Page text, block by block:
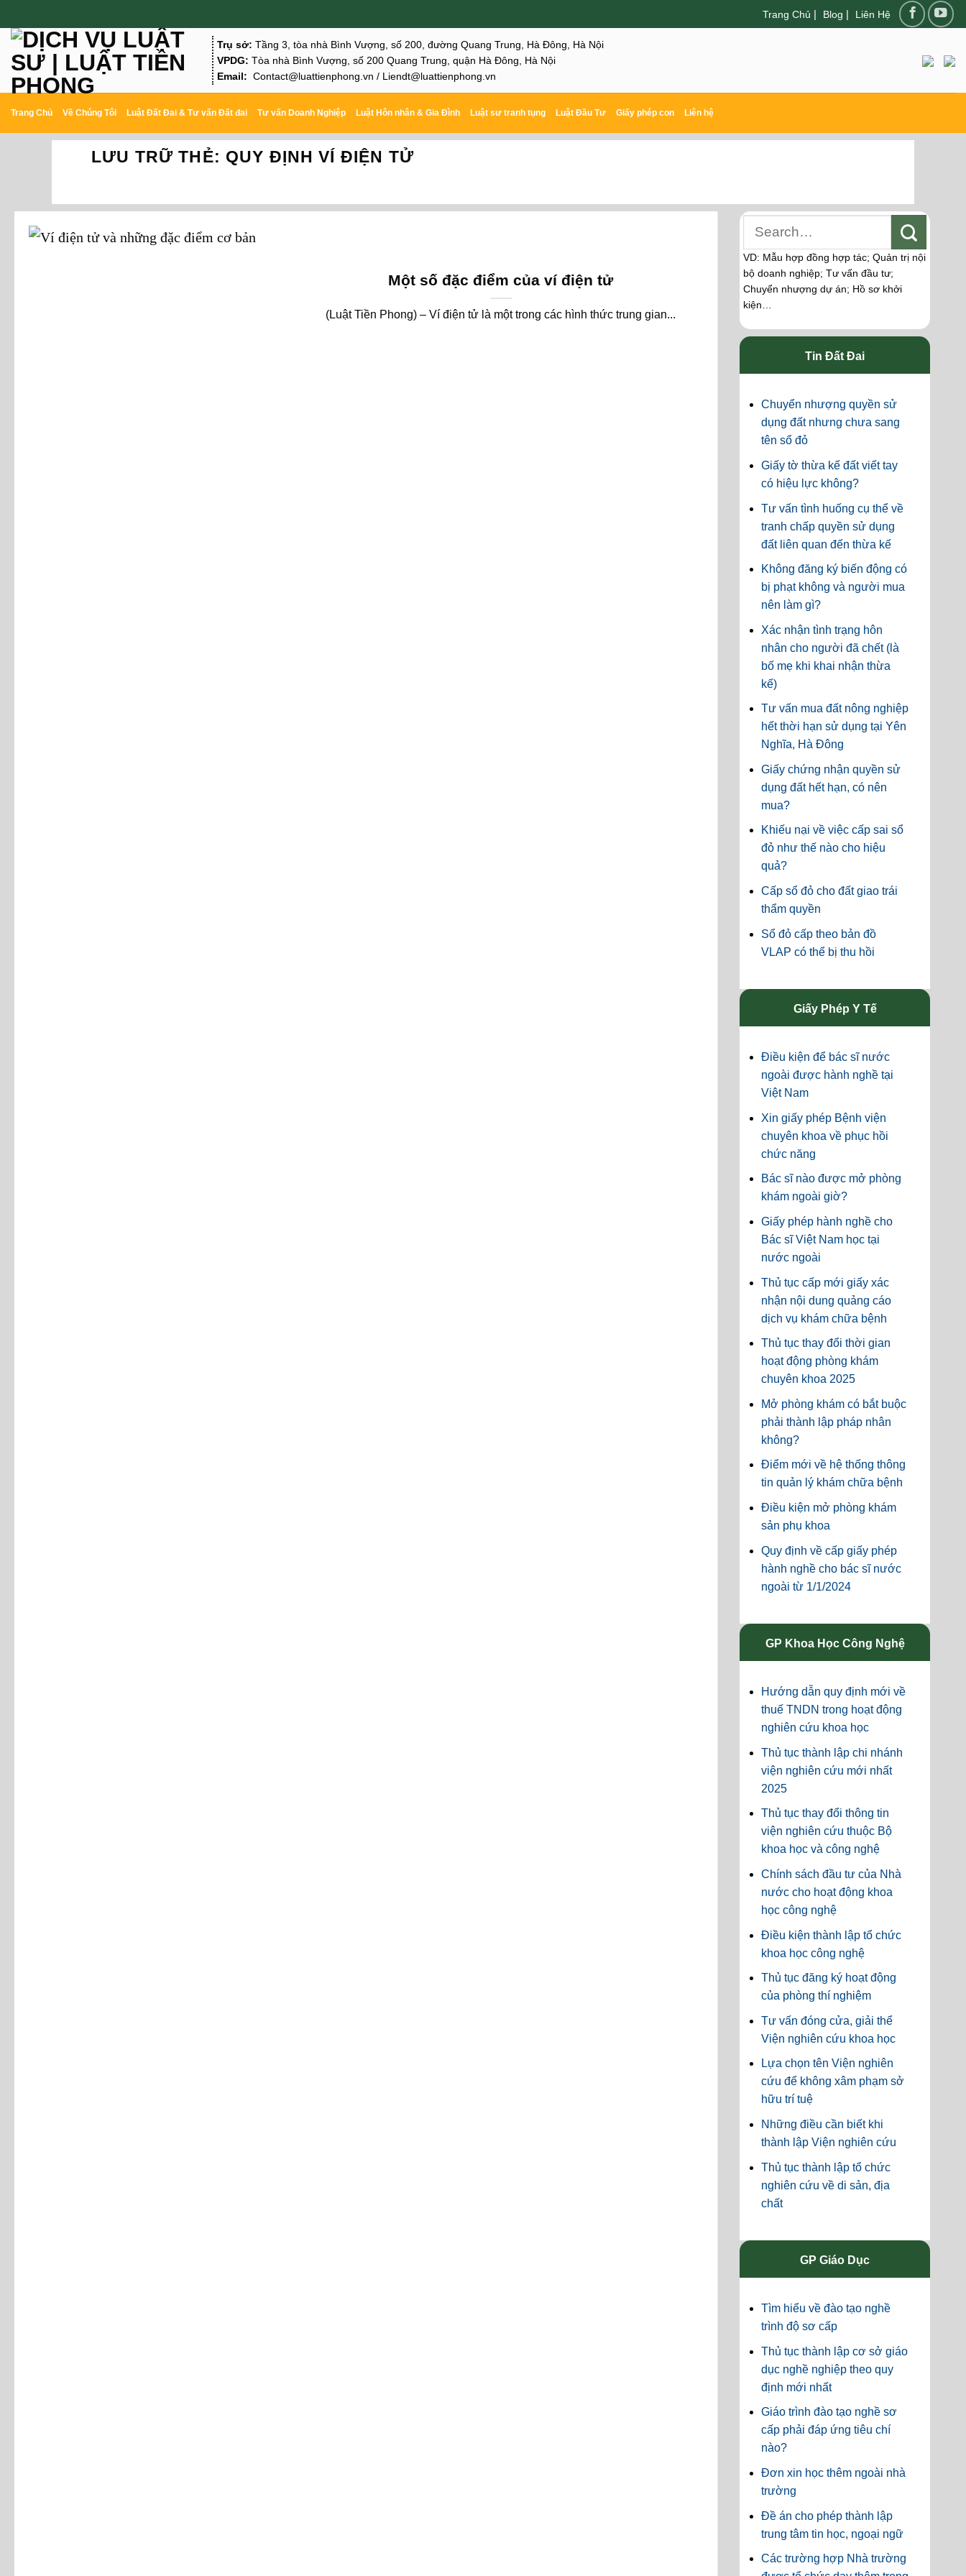
đến
nội
dung
Trang Chủ | Blog | Liên Hệ
Trụ sở: Tầng 3, tòa nhà Bình Vượng, số 200, đường Quang Trung, Hà Đông, Hà Nội
VPDG: Tòa nhà Bình Vượng, số 200 Quang Trung, quận Hà Đông, Hà Nội
Email: Contact@luattienphong.vn / Liendt@luattienphong.vn
Trang Chủ Về Chúng Tôi Luật Đất Đai & Tư vấn Đất đai Tư vấn Doanh Nghiệp Luật Hôn nhân & Gia Đình Luật sư tranh tụng Luật Đầu Tư Giấy phép con Liên hệ
LƯU TRỮ THẺ: QUY ĐỊNH VÍ ĐIỆN TỬ
Một số đặc điểm của ví điện tử
(Luật Tiền Phong) – Ví điện tử là một trong các hình thức trung gian...
VD: Mẫu hợp đồng hợp tác; Quản trị nội
bộ doanh nghiệp; Tư vấn đầu tư;
Chuyển nhượng dự án; Hồ sơ khởi
kiện…
Tin Đất Đai
Chuyển nhượng quyền sử
dụng đất nhưng chưa sang
tên sổ đỏ
Giấy tờ thừa kế đất viết tay
có hiệu lực không?
Tư vấn tình huống cụ thể về
tranh chấp quyền sử dụng
đất liên quan đến thừa kế
Không đăng ký biến động có
bị phạt không và người mua
nên làm gì?
Xác nhận tình trạng hôn
nhân cho người đã chết (là
bố mẹ khi khai nhận thừa
kế)
Tư vấn mua đất nông nghiệp
hết thời hạn sử dụng tại Yên
Nghĩa, Hà Đông
Giấy chứng nhận quyền sử
dụng đất hết hạn, có nên
mua?
Khiếu nại về việc cấp sai sổ
đỏ như thế nào cho hiệu
quả?
Cấp sổ đỏ cho đất giao trái
thẩm quyền
Sổ đỏ cấp theo bản đồ
VLAP có thể bị thu hồi
Giấy Phép Y Tế
Điều kiện để bác sĩ nước
ngoài được hành nghề tại
Việt Nam
Xin giấy phép Bệnh viện
chuyên khoa về phục hồi
chức năng
Bác sĩ nào được mở phòng
khám ngoài giờ?
Giấy phép hành nghề cho
Bác sĩ Việt Nam học tại
nước ngoài
Thủ tục cấp mới giấy xác
nhận nội dung quảng cáo
dịch vụ khám chữa bệnh
Thủ tục thay đổi thời gian
hoạt động phòng khám
chuyên khoa 2025
Mở phòng khám có bắt buộc
phải thành lập pháp nhân
không?
Điểm mới về hệ thống thông
tin quản lý khám chữa bệnh
Điều kiện mở phòng khám
sản phụ khoa
Quy định về cấp giấy phép
hành nghề cho bác sĩ nước
ngoài từ 1/1/2024
GP Khoa Học Công Nghệ
Hướng dẫn quy định mới về
thuế TNDN trong hoạt động
nghiên cứu khoa học
Thủ tục thành lập chi nhánh
viện nghiên cứu mới nhất
2025
Thủ tục thay đổi thông tin
viện nghiên cứu thuộc Bộ
khoa học và công nghệ
Chính sách đầu tư của Nhà
nước cho hoạt động khoa
học công nghệ
Điều kiện thành lập tổ chức
khoa học công nghệ
Thủ tục đăng ký hoạt động
của phòng thí nghiệm
Tư vấn đóng cửa, giải thể
Viện nghiên cứu khoa học
Lựa chọn tên Viện nghiên
cứu để không xâm phạm sở
hữu trí tuệ
Những điều cần biết khi
thành lập Viện nghiên cứu
Thủ tục thành lập tổ chức
nghiên cứu về di sản, địa
chất
GP Giáo Dục
Tìm hiểu về đào tạo nghề
trình độ sơ cấp
Thủ tục thành lập cơ sở giáo
dục nghề nghiệp theo quy
định mới nhất
Giáo trình đào tạo nghề sơ
cấp phải đáp ứng tiêu chí
nào?
Đơn xin học thêm ngoài nhà
trường
Đề án cho phép thành lập
trung tâm tin học, ngoại ngữ
Các trường hợp Nhà trường